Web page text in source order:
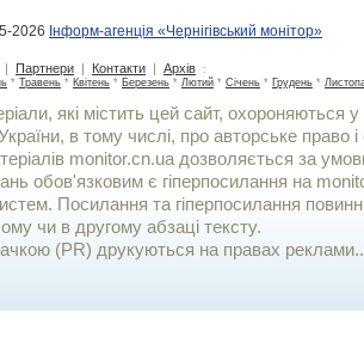
2026 Інформ-агенція «Чернігівський монітор»
| Партнери | Контакти | Архів :
* Травень * Квітень * Березень * Лютий * Січень * Грудень *
які містить цей сайт, охороняються у
в тому числі, про авторське право і
monitor.cn.ua дозволяється за
обов'язковим є гiперпосилання на
Посилання та гіперпосилання
чи в другому абзаці тексту.
(PR) друкуються на правах реклами..